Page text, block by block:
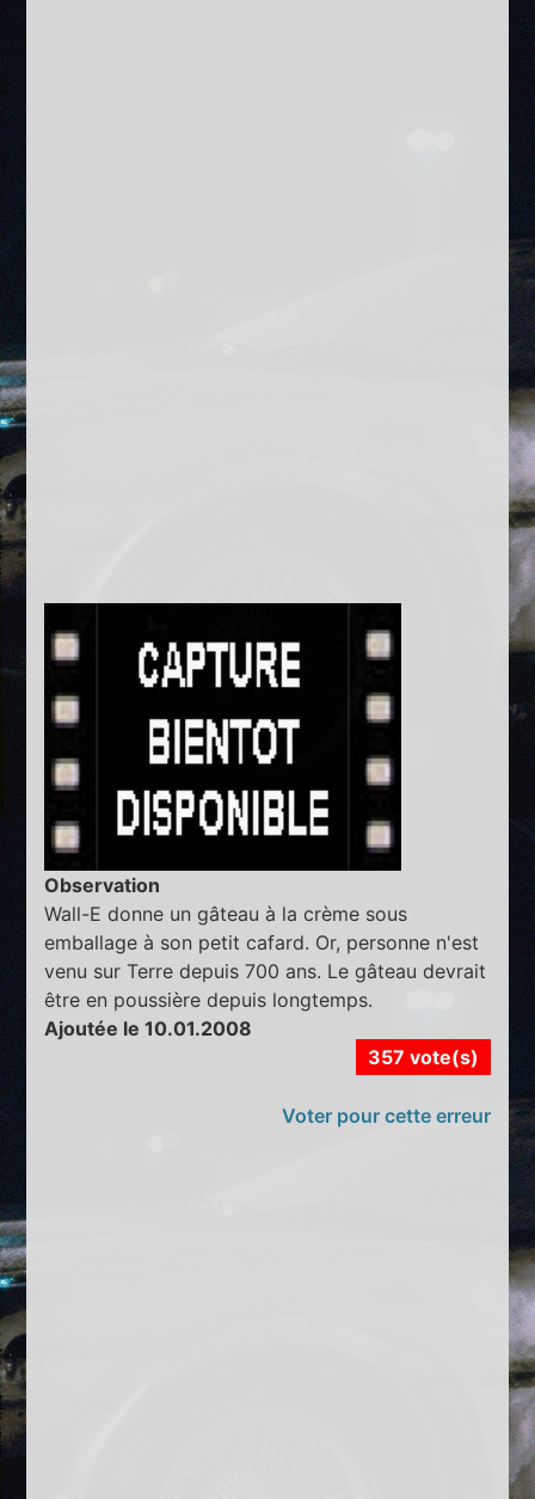
Observation
Wall-E donne un gâteau à la crème sous
emballage à son petit cafard. Or, personne n'est
venu sur Terre depuis 700 ans. Le gâteau devrait
être en poussière depuis longtemps.
Ajoutée le 10.01.2008
357 vote(s)
Voter pour cette erreur